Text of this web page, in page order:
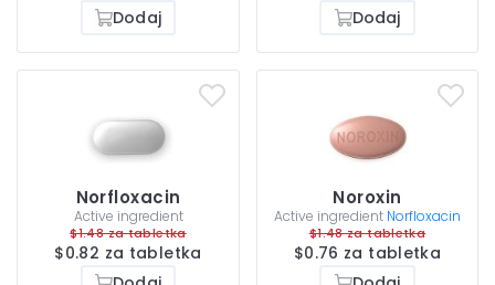
Dodaj
Dodaj
Norfloxacin
Active ingredient
$1.48 za tabletka
$0.82 za tabletka
Noroxin
Active ingredient Norfloxacin
$1.48 za tabletka
$0.76 za tabletka